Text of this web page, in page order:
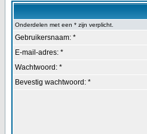
Onderdelen met een * zijn verplicht.
Gebruikersnaam: *
E-mail-adres: *
Wachtwoord: *
Bevestig wachtwoord: *